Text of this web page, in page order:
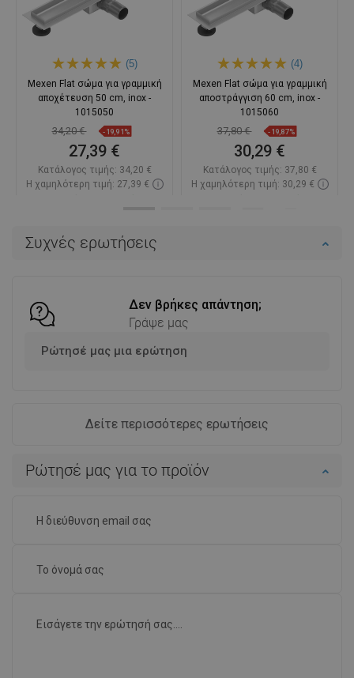
Συχνές ερωτήσεις
Δεν βρήκες απάντηση;
Γράψε μας
Ρώτησέ μας μια ερώτηση
Δείτε περισσότερες ερωτήσεις
Ρώτησέ μας για το προϊόν
(5)
Mexen Flat σώμα για γραμμική
αποχέτευση 50 cm, inox -
1015050
34,20 € -19,91%
27,39 €
Κατάλογος τιμής: 34,20 €
Η χαμηλότερη τιμή: 27,39 €
(4)
Mexen Flat σώμα για γραμμική
αποστράγγιση 60 cm, inox -
1015060
37,80 € -19,87%
30,29 €
Κατάλογος τιμής: 37,80 €
Η χαμηλότερη τιμή: 30,29 €